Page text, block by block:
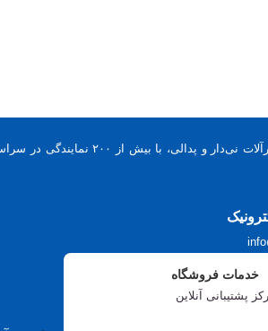
با ۹ اختراع ملی و بین‌المللی،
خدمات فروشگاه
پشتیبانی آنلاین